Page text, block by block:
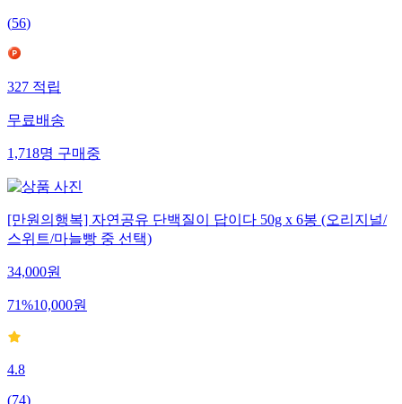
(56)
327적립
무료배송
1,718명구매중
[만원의행복] 자연공유 단백질이 답이다 50g x 6봉 (오리지널/
스위트/마늘빵 중 선택)
34,000원
71%10,000원
4.8